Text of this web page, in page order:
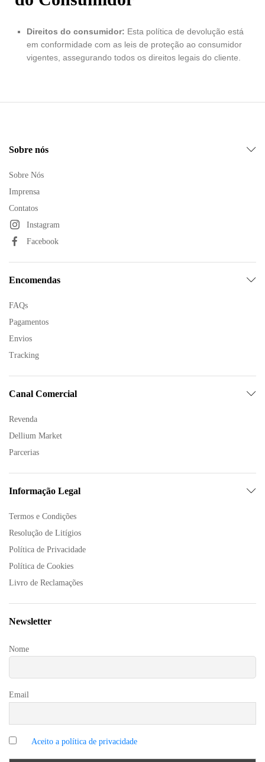
Direitos do consumidor: Esta política de devolução está
em conformidade com as leis de proteção ao consumidor
vigentes, assegurando todos os direitos legais do cliente.
Sobre nós
Sobre Nós
Imprensa
Contatos
Instagram
Facebook
Encomendas
FAQs
Pagamentos
Envios
Tracking
Canal Comercial
Revenda
Dellium Market
Parcerias
Informação Legal
Termos e Condições
Resolução de Litígios
Política de Privacidade
Política de Cookies
Livro de Reclamações
Newsletter
Nome
Email